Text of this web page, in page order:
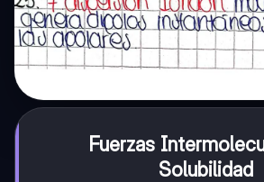
Fuerzas
Solubilidad